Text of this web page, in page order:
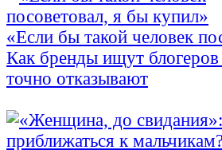
«Если бы такой человек
Как бренды ищут
точно отказывают